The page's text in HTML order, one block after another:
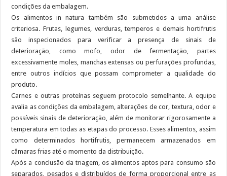
condições da embalagem.
Os alimentos in natura também são submetidos a uma análise
criteriosa. Frutas, legumes, verduras, temperos e demais hortifrutis
são inspecionados para verificar a presença de sinais de
deterioração, como mofo, odor de fermentação, partes
excessivamente moles, manchas extensas ou perfurações profundas,
entre outros indícios que possam comprometer a qualidade do
produto.
Carnes e outras proteínas seguem protocolo semelhante. A equipe
avalia as condições da embalagem, alterações de cor, textura, odor e
possíveis sinais de deterioração, além de monitorar rigorosamente a
temperatura em todas as etapas do processo. Esses alimentos, assim
como determinados hortifrutis, permanecem armazenados em
câmaras frias até o momento da distribuição.
Após a conclusão da triagem, os alimentos aptos para consumo são
separados, pesados e distribuídos de forma proporcional entre as